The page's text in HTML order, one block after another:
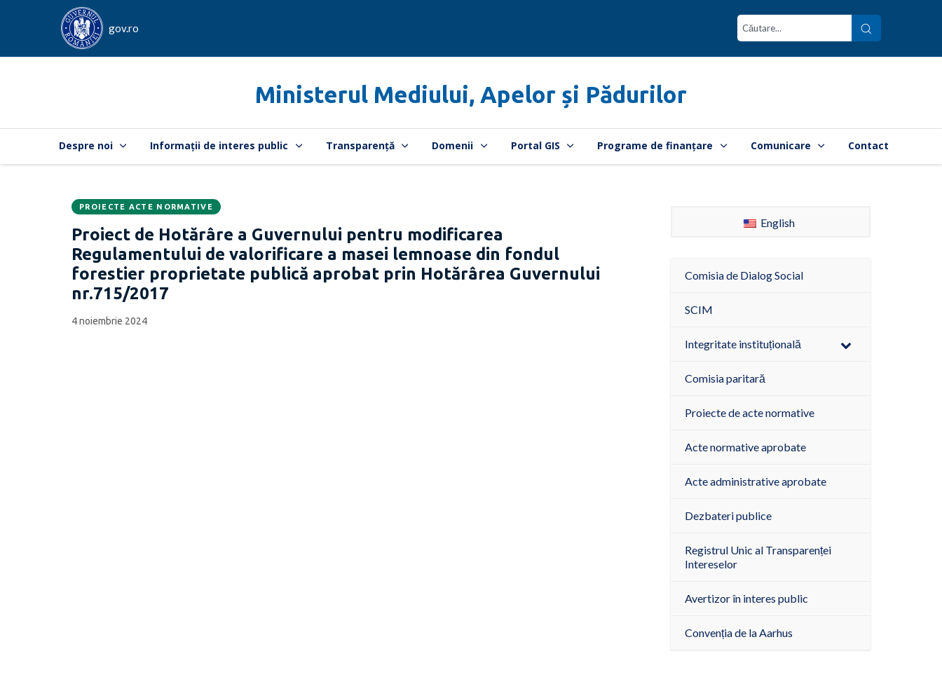
gov.ro
Ministerul Mediului, Apelor și Pădurilor
Despre noi Informații de interes public Transparență Domenii Portal GIS Programe de finanțare Comunicare Contact
CATEGORIA:
PROIECTE ACTE NORMATIVE
Proiect de Hotărâre a Guvernului pentru modificarea
Regulamentului de valorificare a masei lemnoase din fondul
forestier proprietate publică aprobat prin Hotărârea Guvernului
nr.715/2017
Data
publicării:
4 noiembrie 2024
English
Comisia de Dialog Social
SCIM
Integritate instituțională
Comisia paritară
Proiecte de acte normative
Acte normative aprobate
Acte administrative aprobate
Dezbateri publice
Registrul Unic al Transparenței
Intereselor
Avertizor în interes public
Convenția de la Aarhus